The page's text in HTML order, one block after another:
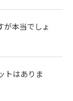
が本当でしょ
トはありま